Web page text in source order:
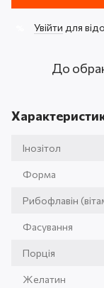
Увійти для
До
Інозітол
Форма
Рибофлавін
Фасування
Порція
Желатин